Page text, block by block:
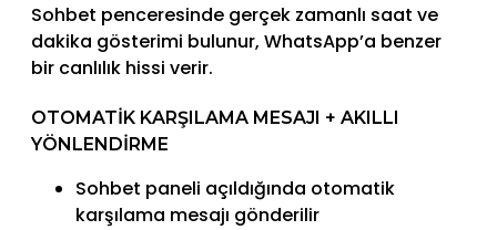
Sohbet penceresinde gerçek zamanlı saat ve
dakika gösterimi bulunur, WhatsApp’a benzer
bir canlılık hissi verir.
OTOMATIK KARŞILAMA MESAJI + AKILLI
YÖNLENDIRME
Sohbet paneli açıldığında otomatik
karşılama mesajı gönderilir